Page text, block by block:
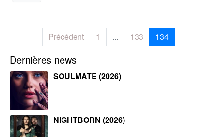
Précédent 1 ... 133 134
Dernières news
SOULMATE (2026)
NIGHTBORN (2026)